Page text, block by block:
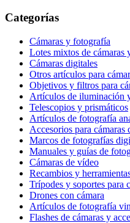
Categorías
Cámaras y fotografía
Lotes mixtos de cámaras
Cámaras digitales
Otros artículos para
Objetivos y filtros para
Artículos de iluminación
Telescopios y prismáticos
Artículos de fotografía
Accesorios para
Marcos de fotografías
Manuales y guías de
Cámaras de vídeo
Recambios y
Trípodes y soportes para
Drones con cámara
Artículos de fotografía
Flashes de cámaras y